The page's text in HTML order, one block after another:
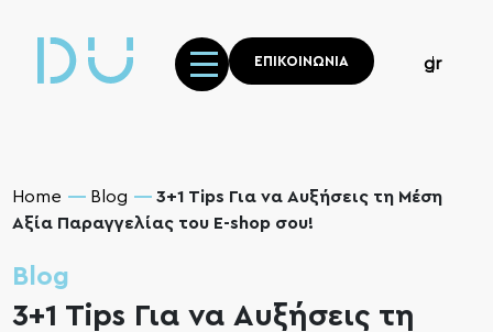
gr
ΕΠΙΚΟΙΝΩΝΙΑ
Home Blog
3+1 Tips Για να Αυξήσεις τη Μέση
Αξία Παραγγελίας του E-shop σου!
Blog
3+1 Tips Για να Αυξήσεις τη